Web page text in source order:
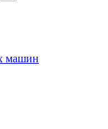
машин